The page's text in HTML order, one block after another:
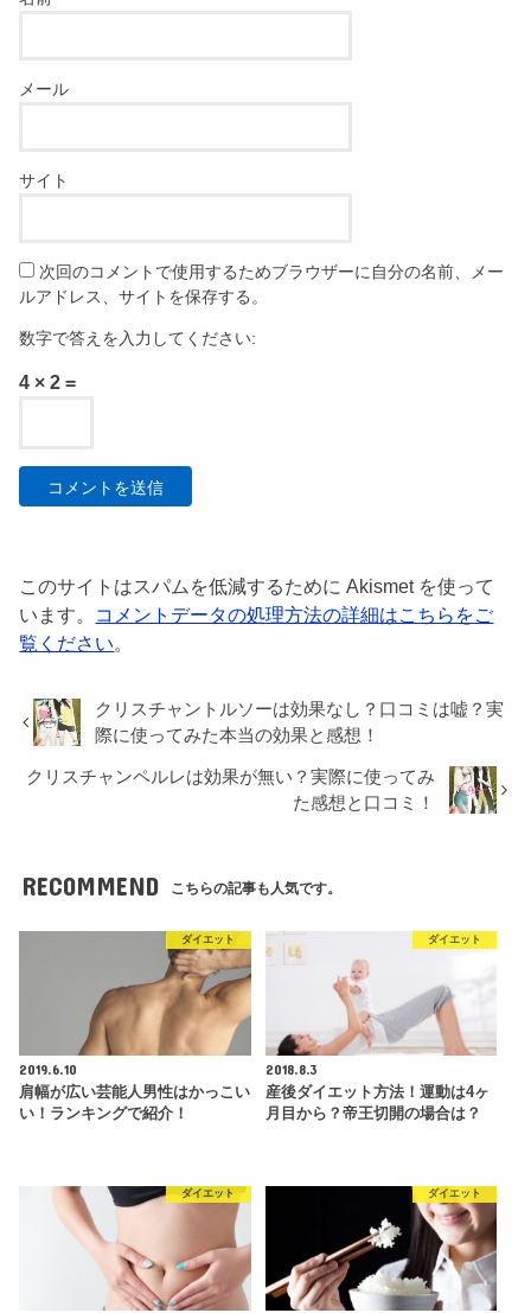
メール
サイト
次回のコメントで使用するためブラウザーに自分の名前、メー
ルアドレス、サイトを保存する。
数字で答えを入力してください:
4 × 2 =
このサイトはスパムを低減するために Akismet を使って
います。 コメントデータの処理方法の詳細はこちらをご
覧ください。
クリスチャントルソーは効果なし？口コミは嘘？実
際に使ってみた本当の効果と感想！
クリスチャンペルレは効果が無い？実際に使ってみ
た感想と口コミ！
RECOMMEND こちらの記事も人気です。
ダイエット
2019.6.10
肩幅が広い芸能人男性はかっこい
い！ランキングで紹介！
ダイエット
2018.8.3
産後ダイエット方法！運動は4ヶ
月目から？帝王切開の場合は？
ダイエット ダイエット